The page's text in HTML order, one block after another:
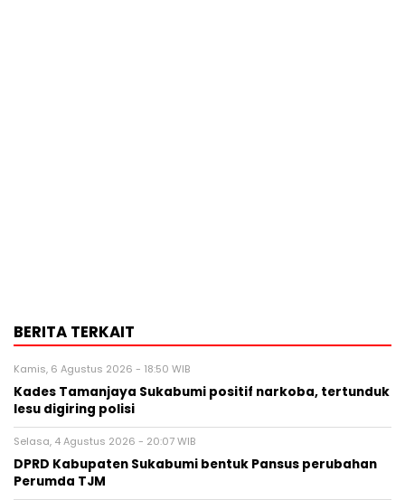
BERITA TERKAIT
Kamis, 6 Agustus 2026 - 18:50 WIB
Kades Tamanjaya Sukabumi positif narkoba, tertunduk
lesu digiring polisi
Selasa, 4 Agustus 2026 - 20:07 WIB
DPRD Kabupaten Sukabumi bentuk Pansus perubahan
Perumda TJM